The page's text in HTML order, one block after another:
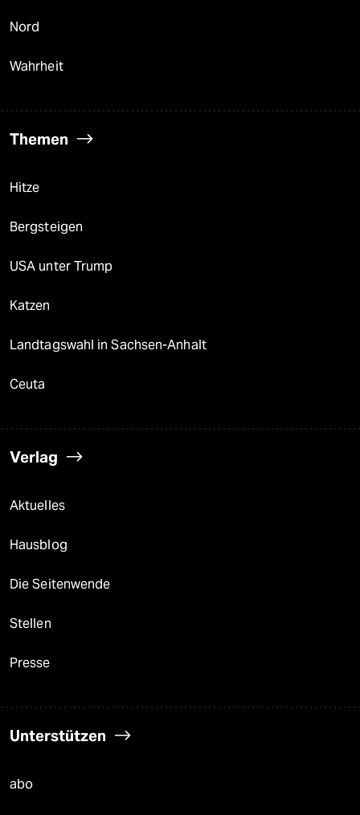
Nord
Wahrheit
Themen
Hitze
Bergsteigen
USA unter Trump
Katzen
Landtagswahl in Sachsen-Anhalt
Ceuta
Verlag
Aktuelles
Hausblog
Die Seitenwende
Stellen
Presse
Unterstützen
abo